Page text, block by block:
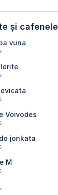
și cafenele
vuna
Voivodes
jonkata
M